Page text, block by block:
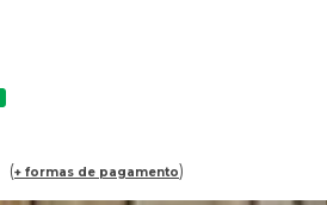
+ formas de pagamento